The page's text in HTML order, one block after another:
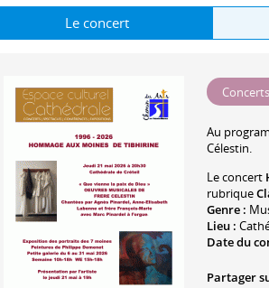
Le concert
Concerts
Au
Célestin.
Le concert
rubrique
Genre :
Lieu :
Date du
Partager